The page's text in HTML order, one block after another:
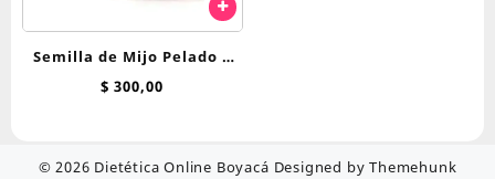
Semilla de Mijo Pelado x
100 gr
$ 300,00
© 2026 Dietética Online Boyacá Designed by Themehunk